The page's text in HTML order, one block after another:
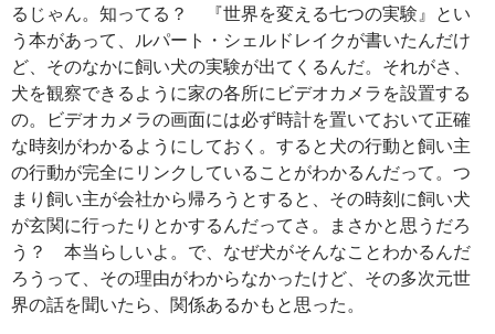
るじゃん。知ってる？ 『世界を変える七つの実験』とい
う本があって、ルパート・シェルドレイクが書いたんだけ
ど、そのなかに飼い犬の実験が出てくるんだ。それがさ、
犬を観察できるように家の各所にビデオカメラを設置する
の。ビデオカメラの画面には必ず時計を置いておいて正確
な時刻がわかるようにしておく。すると犬の行動と飼い主
の行動が完全にリンクしていることがわかるんだって。つ
まり飼い主が会社から帰ろうとすると、その時刻に飼い犬
が玄関に行ったりとかするんだってさ。まさかと思うだろ
う？ 本当らしいよ。で、なぜ犬がそんなことわかるんだ
ろうって、その理由がわからなかったけど、その多次元世
界の話を聞いたら、関係あるかもと思った。